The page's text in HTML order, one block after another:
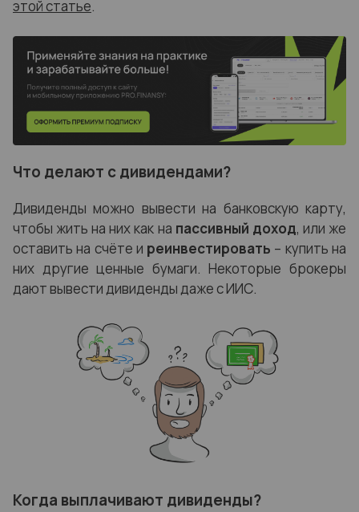
этой статье.
Что делают с дивидендами?
Дивиденды можно вывести на банковскую карту,
чтобы жить на них как на пассивный доход, или же
оставить на счёте и реинвестировать – купить на
них другие ценные бумаги. Некоторые брокеры
дают вывести дивиденды даже с ИИС.
Когда выплачивают дивиденды?